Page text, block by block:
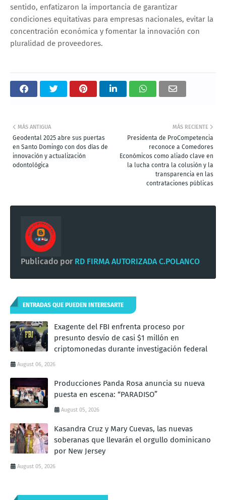
sentido, enfatizaron la importancia de garantizar
condiciones equitativas para empresas nacionales, evitar la
concentración económica y fomentar la innovación con
pluralidad de proveedores.
MÁS RECIENTE
Presidenta de ProCompetencia
reconoce a Comedores
Económicos como aliado clave en
la lucha contra la colusión y la
transparencia en las
contrataciones públicas
MÁS ANTIGUA
Geodental 2025 abre sus puertas
en Santo Domingo con dos días de
innovación y actualización
odontológica
Publicado por RD FIRMA AUTORIZADA C.POLANCO
ENTRADAS QUE PUEDEN INTERESARTE
Exagente del FBI enfrenta proceso por
presunto desvío de casi $1 millón en
criptomonedas durante investigación federal
August 06, 2026
Producciones Panda Rosa anuncia su nueva
puesta en escena: “PARADISO”
August 05, 2026
Kasandra Cruz y Mary Cuevas, las nuevas
soberanas que llevarán el orgullo dominicano
por New Jersey
August 05, 2026